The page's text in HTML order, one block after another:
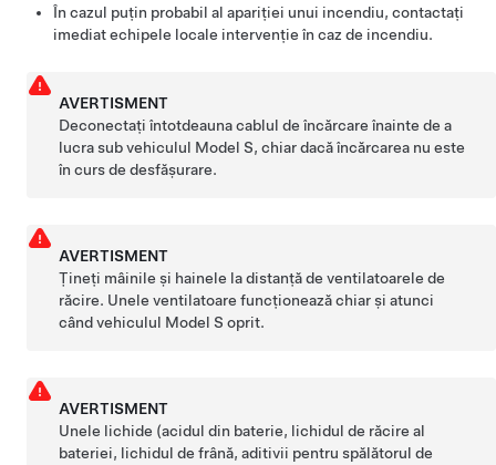
În cazul puțin probabil al apariției unui incendiu, contactați
imediat echipele locale intervenție în caz de incendiu.
AVERTISMENT
Deconectați întotdeauna cablul de încărcare înainte de a
lucra sub vehiculul Model S, chiar dacă încărcarea nu este
în curs de desfășurare.
AVERTISMENT
Țineți mâinile și hainele la distanță de ventilatoarele de
răcire. Unele ventilatoare funcționează chiar și atunci
când vehiculul Model S oprit.
AVERTISMENT
Unele lichide (acidul din baterie, lichidul de răcire al
bateriei, lichidul de frână, aditivii pentru spălătorul de